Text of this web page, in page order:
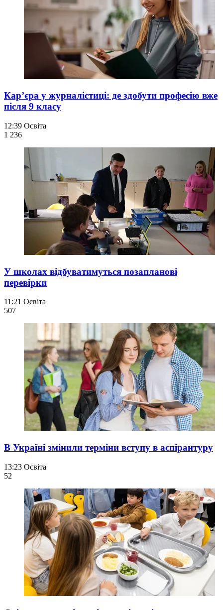
Кар’єра у журналістиці: де здобути професію вже
після 9 класу
12:39 Освіта
1 236
У школах відбуватимуться позапланові
перевірки
11:21 Освіта
507
В Україні змінили терміни вступу в аспірантуру
13:23 Освіта
52